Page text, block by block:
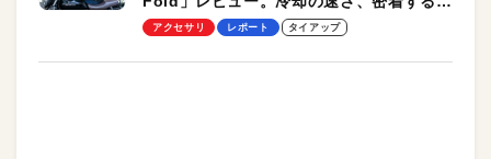
却プレート、シンプルな操作性がグッド！
アクセサリ レポート タイアップ